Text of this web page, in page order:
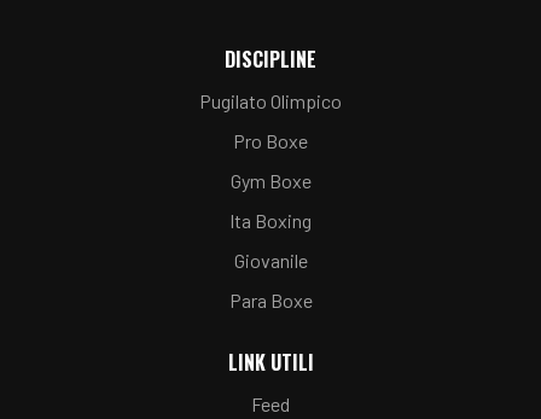
DISCIPLINE
Pugilato Olimpico
Pro Boxe
Gym Boxe
Ita Boxing
Giovanile
Para Boxe
LINK UTILI
Feed